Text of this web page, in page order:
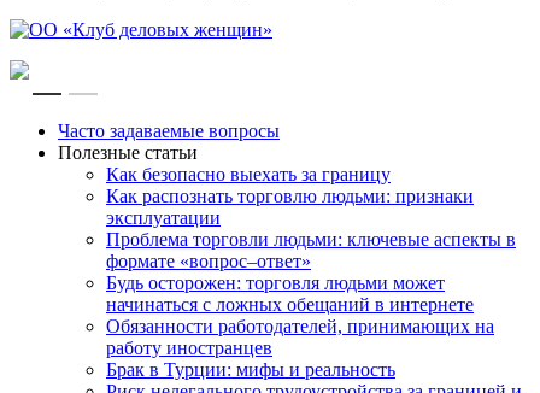
RUEN
Часто задаваемые вопросы
Полезные статьи
Как безопасно выехать за границу
Как распознать торговлю людьми: признаки
эксплуатации
Проблема торговли людьми: ключевые аспекты в
формате «вопрос–ответ»
Будь осторожен: торговля людьми может
начинаться с ложных обещаний в интернете
Обязанности работодателей, принимающих на
работу иностранцев
Брак в Турции: мифы и реальность